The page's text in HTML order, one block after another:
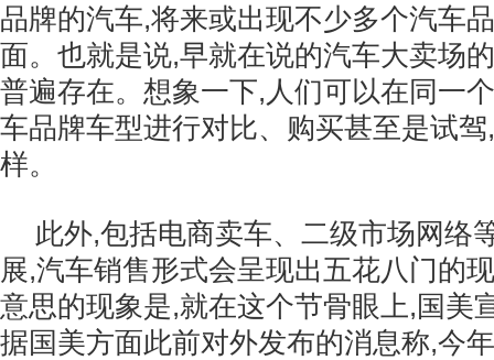
品牌的汽车,将来或出现不少多个汽车
面。也就是说,早就在说的汽车大卖场
普遍存在。想象一下,人们可以在同一
车品牌车型进行对比、购买甚至是试
样。
此外,包括电商卖车、二级市场网络
展,汽车销售形式会呈现出五花八门的
意思的现象是,就在这个节骨眼上,国美
据国美方面此前对外发布的消息称,今